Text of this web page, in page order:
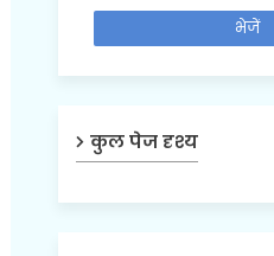
कुल पेज दृश्य